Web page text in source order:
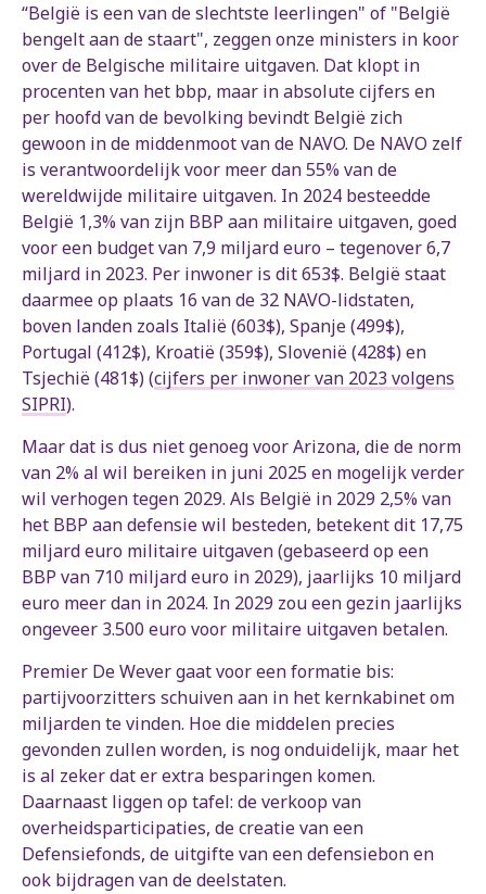
“België is een van de slechtste leerlingen" of "België
bengelt aan de staart", zeggen onze ministers in koor
over de Belgische militaire uitgaven. Dat klopt in
procenten van het bbp, maar in absolute cijfers en
per hoofd van de bevolking bevindt België zich
gewoon in de middenmoot van de NAVO. De NAVO zelf
is verantwoordelijk voor meer dan 55% van de
wereldwijde militaire uitgaven. In 2024 besteedde
België 1,3% van zijn BBP aan militaire uitgaven, goed
voor een budget van 7,9 miljard euro – tegenover 6,7
miljard in 2023. Per inwoner is dit 653$. België staat
daarmee op plaats 16 van de 32 NAVO-lidstaten,
boven landen zoals Italië (603$), Spanje (499$),
Portugal (412$), Kroatië (359$), Slovenië (428$) en
Tsjechië (481$) (cijfers per inwoner van 2023 volgens
SIPRI).
Maar dat is dus niet genoeg voor Arizona, die de norm
van 2% al wil bereiken in juni 2025 en mogelijk verder
wil verhogen tegen 2029. Als België in 2029 2,5% van
het BBP aan defensie wil besteden, betekent dit 17,75
miljard euro militaire uitgaven (gebaseerd op een
BBP van 710 miljard euro in 2029), jaarlijks 10 miljard
euro meer dan in 2024. In 2029 zou een gezin jaarlijks
ongeveer 3.500 euro voor militaire uitgaven betalen.
Premier De Wever gaat voor een formatie bis:
partijvoorzitters schuiven aan in het kernkabinet om
miljarden te vinden. Hoe die middelen precies
gevonden zullen worden, is nog onduidelijk, maar het
is al zeker dat er extra besparingen komen.
Daarnaast liggen op tafel: de verkoop van
overheidsparticipaties, de creatie van een
Defensiefonds, de uitgifte van een defensiebon en
ook bijdragen van de deelstaten.